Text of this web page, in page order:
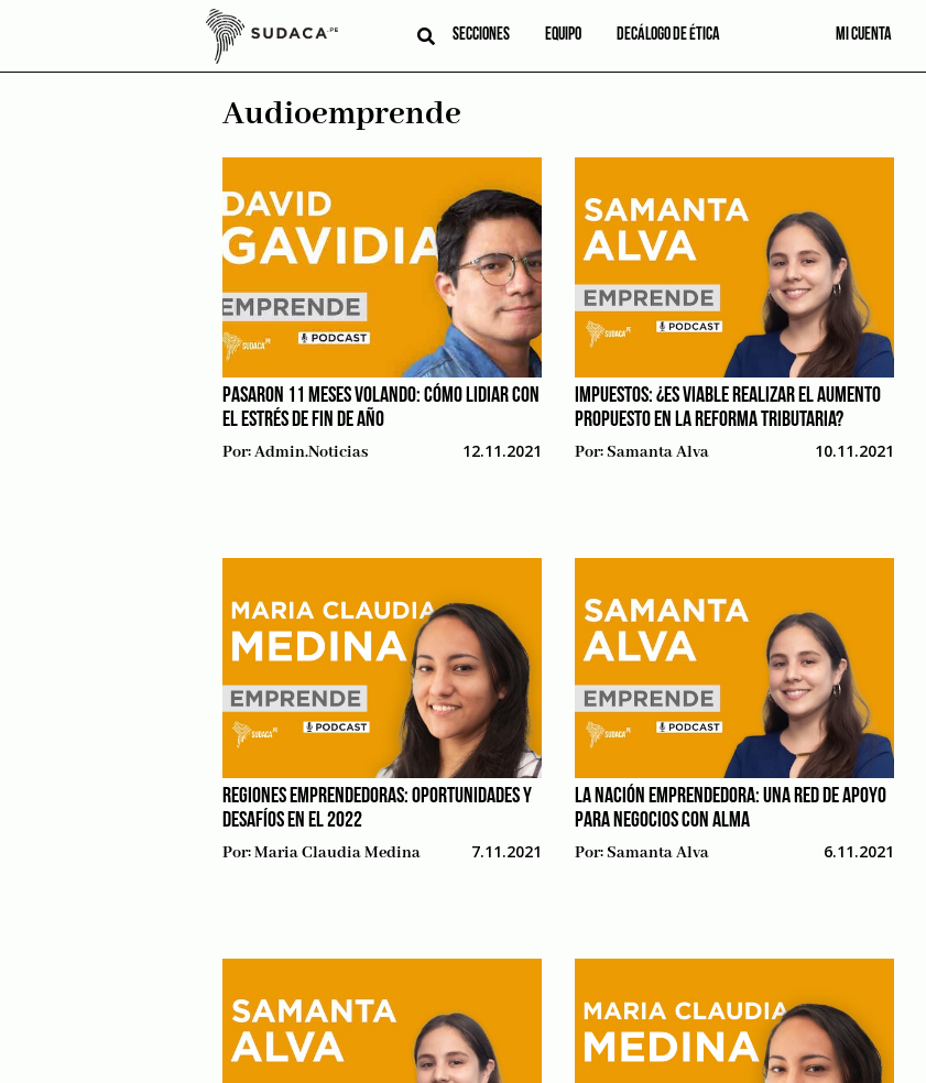
SECCIONES EQUIPO DECÁLOGO DE ÉTICA MI CUENTA
Audioemprende
PASARON 11 MESES VOLANDO: CÓMO LIDIAR CON
EL ESTRÉS DE FIN DE AÑO
Por:Admin.noticias 12.11.2021
IMPUESTOS: ¿ES VIABLE REALIZAR EL AUMENTO
PROPUESTO EN LA REFORMA TRIBUTARIA?
Por:Samanta Alva 10.11.2021
REGIONES EMPRENDEDORAS: OPORTUNIDADES Y
DESAFÍOS EN EL 2022
Por:Maria Claudia Medina 7.11.2021
LA NACIÓN EMPRENDEDORA: UNA RED DE APOYO
PARA NEGOCIOS CON ALMA
Por:Samanta Alva 6.11.2021